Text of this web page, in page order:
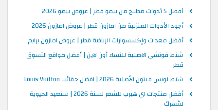
أفضل 5 أدوات مطبخ من تيمو قطر | عروض تيمو 2026
أجود الأدوات المنزلية من امازون قطر | عروض امازون 2026
أفضل معدات وإكسسوارات الرياضة قطر | عروض امازون برايم
شنط قوتشي الاصلية للنساء أون لاين | أفضل مواقع التسوق
قطر
شنط لويس فيتون الأصلية 2026 | افضل حقائب Louis Vuitton
أفضل منتجات اي هيرب للشعر لسنة 2026 | ستعيد الحيوية
لشعرك